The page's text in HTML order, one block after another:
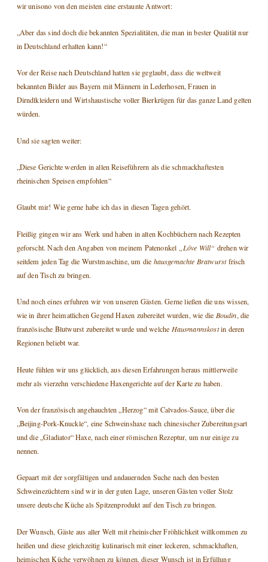
wir unisono von den meisten eine erstaunte Antwort:
„Aber das sind doch die bekannten Spezialitäten, die man in bester Qualität nur
in Deutschland erhalten kann!“
Vor der Reise nach Deutschland hatten sie geglaubt, dass die weltweit
bekannten Bilder aus Bayern mit Männern in Lederhosen, Frauen in
Dirndlkleidern und Wirtshaustische voller Bierkrügen für das ganze Land gelten
würden.
Und sie sagten weiter:
„Diese Gerichte werden in allen Reiseführern als die schmackhaftesten
rheinischen Speisen empfohlen“
Glaubt mir! Wie gerne habe ich das in diesen Tagen gehört.
Fleißig gingen wir ans Werk und haben in alten Kochbüchern nach Rezepten
geforscht. Nach den Angaben von meinem Patenonkel
„Löve Will“ drehen wir
seitdem jeden Tag die Wurstmaschine, um die hausgemachte Bratwurstfrisch
auf den Tisch zu bringen.
Und noch eines erfuhren wir von unseren Gästen. Gerne ließen die uns wissen,
wie in ihrer heimatlichen Gegend Haxen zubereitet wurden, wie die Boudin, die
französische Blutwurst zubereitet wurde und welche Hausmannskostin deren
Regionen beliebt war.
Heute fühlen wir uns glücklich, aus diesen Erfahrungen heraus mittlerweile
mehr als vierzehn verschiedene Haxengerichte auf der Karte zu haben.
Von der französisch angehauchten „Herzog“ mit Calvados-Sauce, über die
„Beijing-Pork-Knuckle“, eine Schweinshaxe nach chinesischer Zubereitungsart
und die „Gladiator“ Haxe, nach einer römischen Rezeptur, um nur einige zu
nennen.
Gepaart mit der sorgfältigen und andauernden Suche nach den besten
Schweinezüchtern sind wir in der guten Lage, unseren Gästen voller Stolz
unsere deutsche Küche als Spitzenprodukt auf den Tisch zu bringen.
Der Wunsch, Gäste aus aller Welt mit rheinischer Fröhlichkeit willkommen zu
heißen und diese gleichzeitig kulinarisch mit einer leckeren, schmackhaften,
heimischen Küche verwöhnen zu können, dieser Wunsch ist in Erfüllung